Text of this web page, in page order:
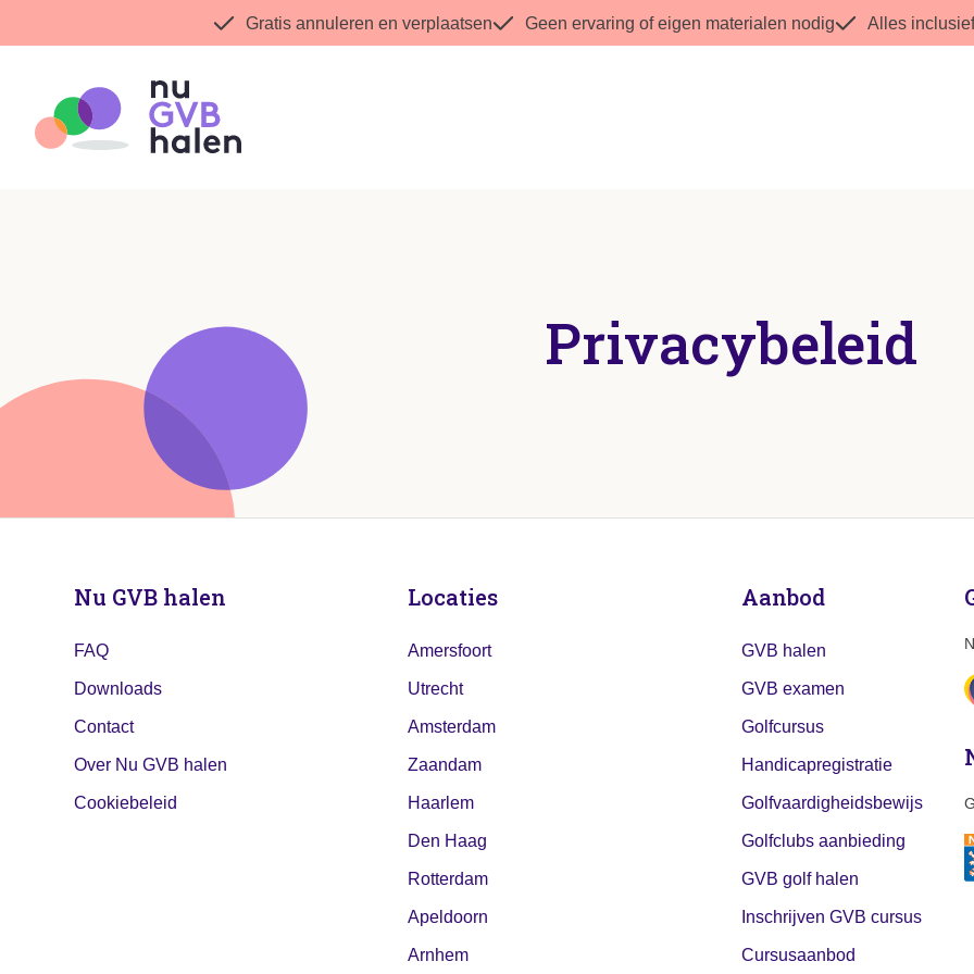
Gratis annuleren en verplaatsen Geen ervaring of eigen materialen nodig Alles inclusief
Privacybeleid
Nu GVB halen
FAQ
Downloads
Contact
Over Nu GVB halen
Cookiebeleid
Locaties
Amersfoort
Utrecht
Amsterdam
Zaandam
Haarlem
Den Haag
Rotterdam
Apeldoorn
Arnhem
Aanbod
GVB halen
GVB examen
Golfcursus
Handicapregistratie
Golfvaardigheidsbewijs
Golfclubs aanbieding
GVB golf halen
Inschrijven GVB cursus
Cursusaanbod